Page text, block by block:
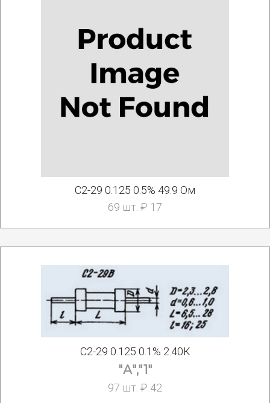
С2-29 0.125 0.5% 49.9 Ом
69 шт. ₽ 17
С2-29 0.125 0.1% 2.40К
"А","1"
97 шт. ₽ 42